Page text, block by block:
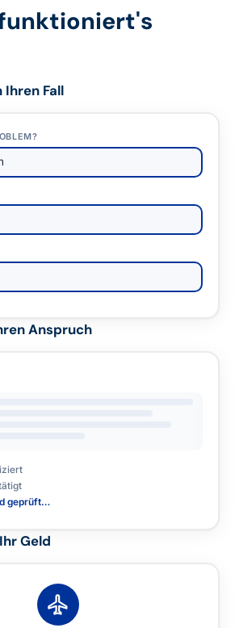
Fall
Anspruch
geprüft…
Geld